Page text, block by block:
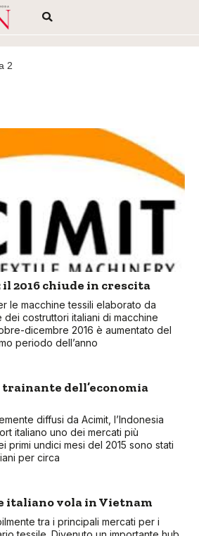
2
2016 chiude in crescita
le macchine tessili elaborato da
dei costruttori italiani di macchine
dicembre 2016 è aumentato del
periodo dell’anno
dell’economia
diffusi da Acimit, l’Indonesia
italiano uno dei mercati più
primi undici mesi del 2015 sono stati
per circa
italiano vola in Vietnam
tra i principali mercati per i